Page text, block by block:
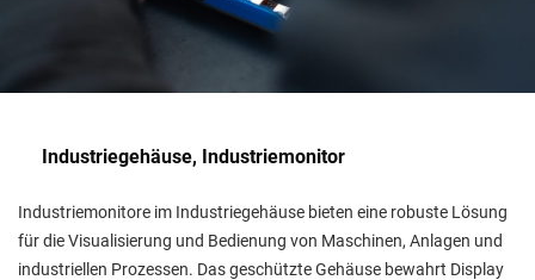
Industriegehäuse, Industriemonitor
Industriemonitore im Industriegehäuse bieten eine robuste Lösung
für die Visualisierung und Bedienung von Maschinen, Anlagen und
industriellen Prozessen. Das geschützte Gehäuse bewahrt Display